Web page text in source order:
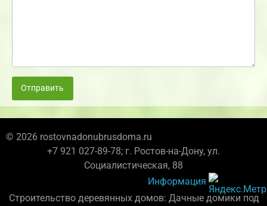
Отправить
© 2026 rostovnadonubrusdoma.ru
+7 921 027-89-78; г. Ростов-на-Дону, ул.
Социалистическая, 88
Информация
Строительство деревянных домов: Дачные домики под